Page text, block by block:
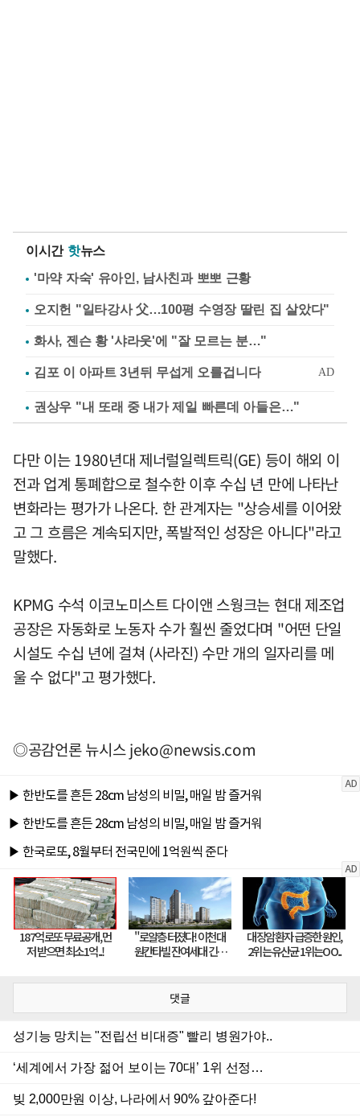
이시간 핫뉴스
'마약 자숙' 유아인, 남사친과 뽀뽀 근황
오지헌 "일타강사 父…100평 수영장 딸린 집 살았다"
화사, 젠슨 황 '샤라웃'에 "잘 모르는 분…"
권상우 "내 또래 중 내가 제일 빠른데 아들은…"
다만 이는 1980년대 제너럴일렉트릭(GE) 등이 해외 이
전과 업계 통폐합으로 철수한 이후 수십 년 만에 나타난
변화라는 평가가 나온다. 한 관계자는 "상승세를 이어왔
고 그 흐름은 계속되지만, 폭발적인 성장은 아니다"라고
말했다.
KPMG 수석 이코노미스트 다이앤 스웡크는 현대 제조업
공장은 자동화로 노동자 수가 훨씬 줄었다며 "어떤 단일
시설도 수십 년에 걸쳐 (사라진) 수만 개의 일자리를 메
울 수 없다"고 평가했다.
◎공감언론 뉴시스jeko@newsis.com
댓글